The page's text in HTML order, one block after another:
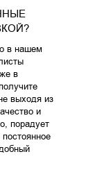
в нашем
в
выходя из
и
порадует